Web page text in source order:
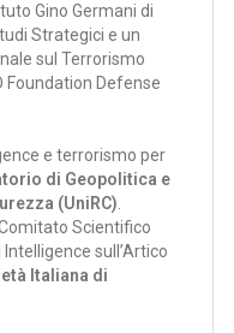
Gino Germani di
Strategici e un
sul Terrorismo
Foundation Defense
e terrorismo per
di Geopolitica e
(UniRC).
Scientifico
sull’Artico
Italiana di